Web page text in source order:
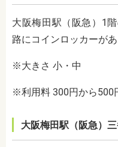
大阪梅田駅（阪急）1
路にコインロッカーがあ
※大きさ 小・中
※利用料 300円から500
大阪梅田駅（阪急）